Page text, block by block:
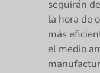
seguirán
la hora de
más
el medio